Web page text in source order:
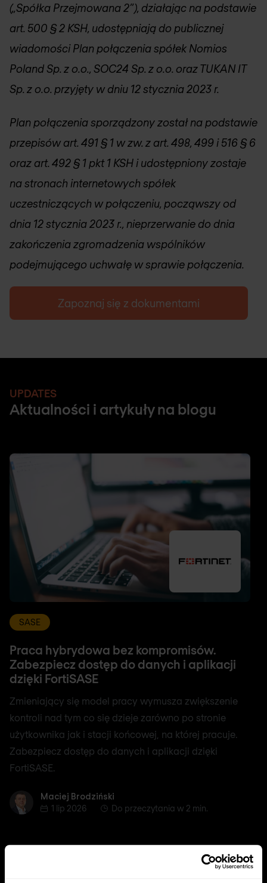
(„Spółka Przejmowana 2”), działając na podstawie
art. 500 § 2 KSH, udostępniają do publicznej
wiadomości Plan połączenia spółek Nomios
Poland Sp. z o.o., SOC24 Sp. z o.o. oraz TUKAN IT
Sp. z o.o. przyjęty w dniu 12 stycznia 2023 r.
Plan połączenia sporządzony został na podstawie
przepisów art. 491 § 1 w zw. z art. 498, 499 i 516 § 6
oraz art. 492 § 1 pkt 1 KSH i udostępniony zostaje
na stronach internetowych spółek
uczestniczących w połączeniu, począwszy od
dnia 12 stycznia 2023 r., nieprzerwanie do dnia
zakończenia zgromadzenia wspólników
podejmującego uchwałę w sprawie połączenia.
Zapoznaj się z dokumentami
UPDATES
Aktualności i artykuły na blogu
SASE
Praca hybrydowa bez kompromisów.
Zabezpiecz dostęp do danych i aplikacji
dzięki FortiSASE
Zmieniający się model pracy wymusza zwiększenie
kontroli nad tym co się dzieje zarówno po stronie
użytkownika jak i stacji końcowej, na której pracuje.
Zabezpiecz dostęp do danych i aplikacji dzięki
FortiSASE.
Maciej Brodziński
Maciej Brodziński
1 lip 2026
Do przeczytania w 2 min.